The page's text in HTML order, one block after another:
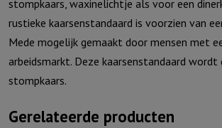
stompkaars, waxinelichtje als voor een
rustieke kaarsenstandaard is voorzien van
Mede mogelijk gemaakt door mensen met
arbeidsmarkt. Deze kaarsenstandaard wordt
stompkaars.
Gerelateerde producten